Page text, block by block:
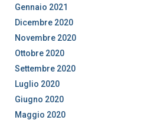
Gennaio 2021
Dicembre 2020
Novembre 2020
Ottobre 2020
Settembre 2020
Luglio 2020
Giugno 2020
Maggio 2020